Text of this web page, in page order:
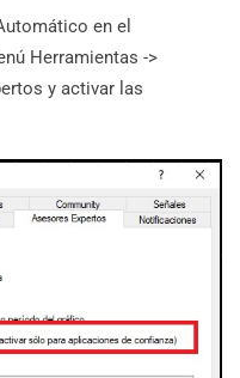
en el
Herramientas ->
y activar las